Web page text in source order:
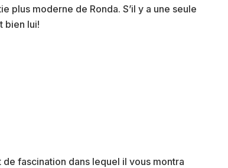
plus moderne de Ronda. S’il y a une seule
bien lui!
de fascination dans lequel il vous montra